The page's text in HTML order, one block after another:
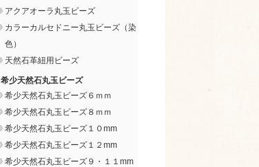
アクアオーラ丸玉ビーズ
カラーカルセドニー丸玉ビーズ（染
色）
天然石革紐用ビーズ
希少天然石丸玉ビーズ
希少天然石丸玉ビーズ６ｍｍ
希少天然石丸玉ビーズ８ｍｍ
希少天然石丸玉ビーズ１０mm
希少天然石丸玉ビーズ１２mm
希少天然石丸玉ビーズ９・１１mm